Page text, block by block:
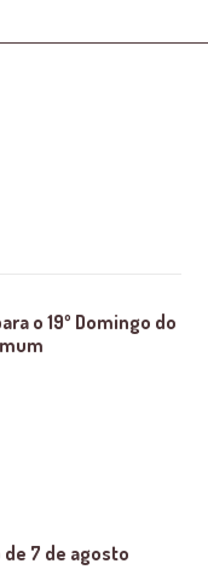
o 19º Domingo do
de 7 de agosto